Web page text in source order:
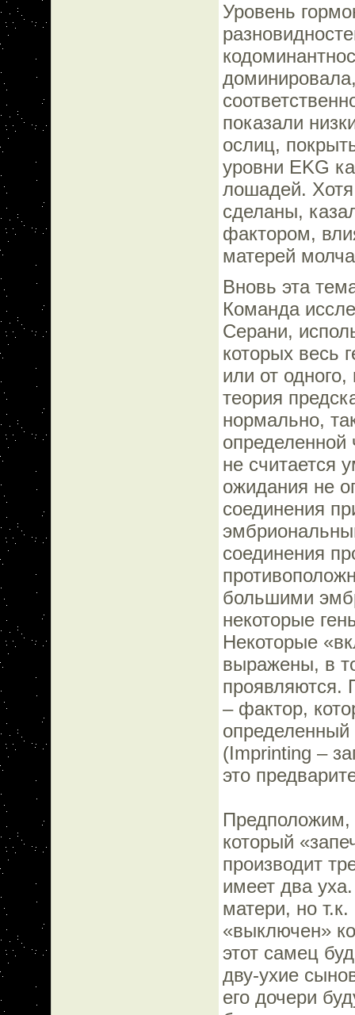
Уровень
показали
ослиц,
уровни EKG
лошадей.
сделаны,
фактором,
матерей
Вновь эта
Команда
Серани,
которых весь
или от
теория
нормально,
определенной
не считается
ожидания не
соединения
соединения
большими
некоторые
Некоторые
выражены, в
проявляются.
– фактор,
определенный
(Imprinting –
это
Предположим,
который
производит
имеет два
матери, но т.к.
«выключен»
этот самец
дву-ухие
его дочери